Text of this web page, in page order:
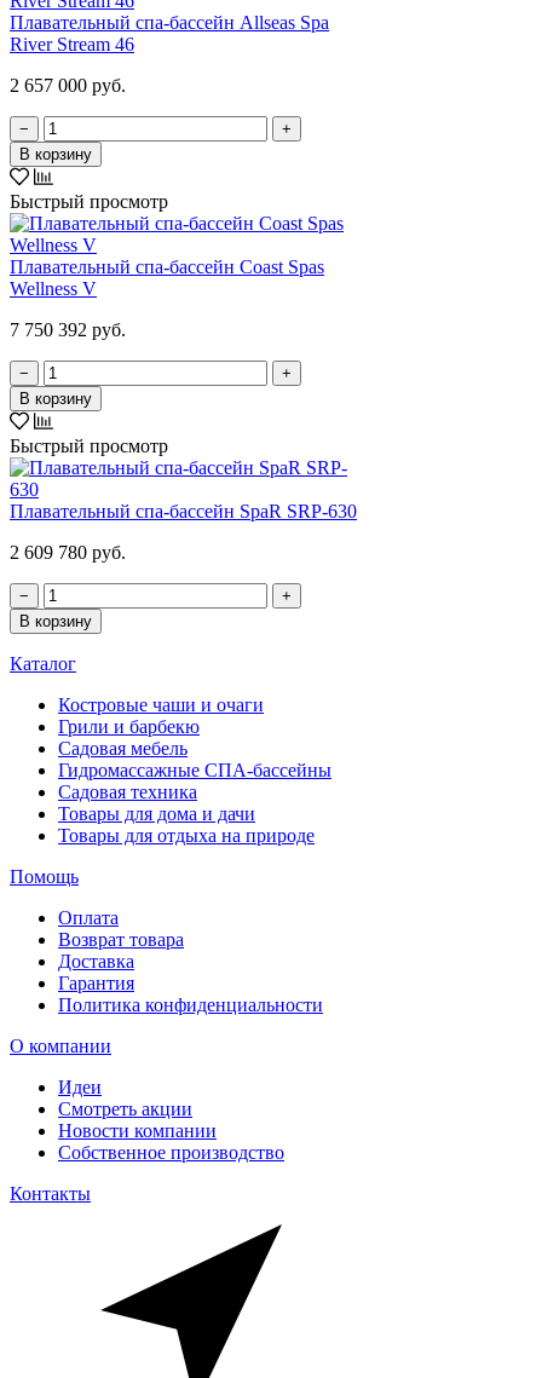
Плавательный спа-бассейн Allseas Spa
River Stream 46
2 657 000 руб.
−
+
В корзину
Быстрый просмотр
Плавательный спа-бассейн Coast Spas
Wellness V
7 750 392 руб.
−
+
В корзину
Быстрый просмотр
Плавательный спа-бассейн SpaR SRP-630
2 609 780 руб.
−
+
В корзину
Каталог
Костровые чаши и очаги
Грили и барбекю
Садовая мебель
Гидромассажные СПА-бассейны
Садовая техника
Товары для дома и дачи
Товары для отдыха на природе
Помощь
Оплата
Возврат товара
Доставка
Гарантия
Политика конфиденциальности
О компании
Идеи
Смотреть акции
Новости компании
Собственное производство
Контакты